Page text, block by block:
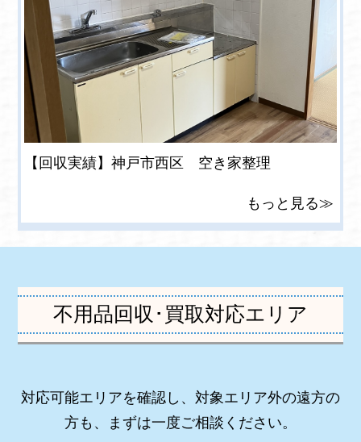
【回収実績】神戸市西区 空き家整理
もっと見る≫
不用品回収･買取対応エリア
対応可能エリアを確認し、対象エリア外の遠方の
方も、まずは一度ご相談ください。